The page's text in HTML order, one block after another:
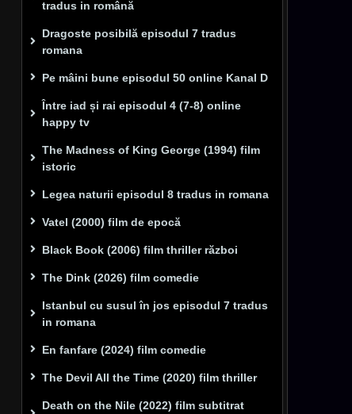
tradus in română
Dragoste posibilă episodul 7 tradus
romana
Pe mâini bune episodul 50 online Kanal D
Între iad și rai episodul 4 (7-8) online
happy tv
The Madness of King George (1994) film
istoric
Legea naturii episodul 8 tradus in romana
Vatel (2000) film de epocă
Black Book (2006) film thriller război
The Dink (2026) film comedie
Istanbul cu susul în jos episodul 7 tradus
in romana
En fanfare (2024) film comedie
The Devil All the Time (2020) film thriller
Death on the Nile (2022) film subtitrat